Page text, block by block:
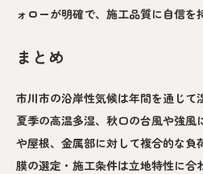
ォローが明確で、施工品質に自信を
まとめ
市川市の沿岸性気候は年間を通じて
夏季の高温多湿、秋口の台風や強風
や屋根、金属部に対して複合的な負
膜の選定・施工条件は立地特性に合